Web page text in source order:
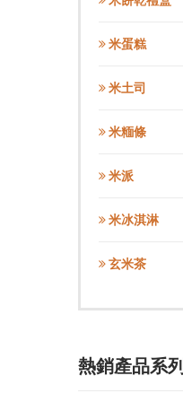
米蛋糕
米土司
米糆條
米派
米冰淇淋
玄米茶
熱銷產品系列